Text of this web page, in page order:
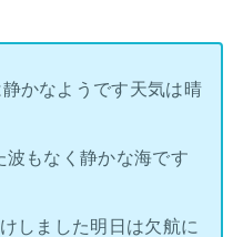
かなようです天気は晴
もなく静かな海です
しました明日は欠航に